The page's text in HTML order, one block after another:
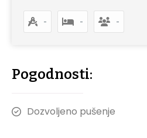
- - -
Pogodnosti:
Dozvoljeno pušenje